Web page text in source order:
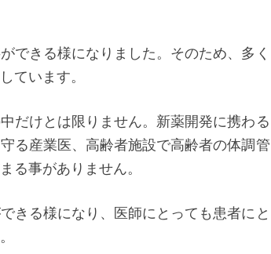
できる様になりました。そのため、多く
ています。
だけとは限りません。新薬開発に携わる
る産業医、高齢者施設で高齢者の体調管
る事がありません。
きる様になり、医師にとっても患者にと